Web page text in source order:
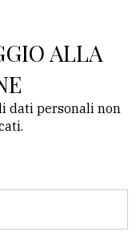
ALLA
dati personali non